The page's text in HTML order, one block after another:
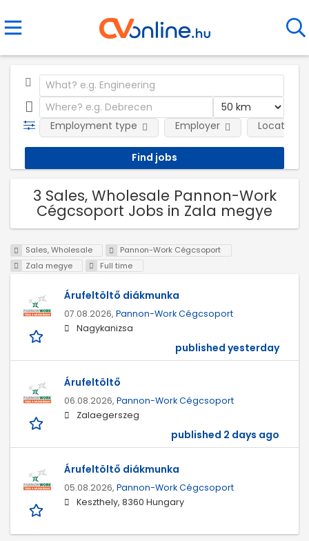
Employment type Employer Location
3 Sales, Wholesale Pannon-Work
Cégcsoport Jobs in Zala megye
Sales, Wholesale
Pannon-Work Cégcsoport
Zala megye
Full time
Árufeltöltő diákmunka
07.08.2026, Pannon-Work Cégcsoport
Nagykanizsa
published yesterday
Árufeltöltő
06.08.2026, Pannon-Work Cégcsoport
Zalaegerszeg
published 2 days ago
Árufeltöltő diákmunka
05.08.2026, Pannon-Work Cégcsoport
Keszthely, 8360 Hungary